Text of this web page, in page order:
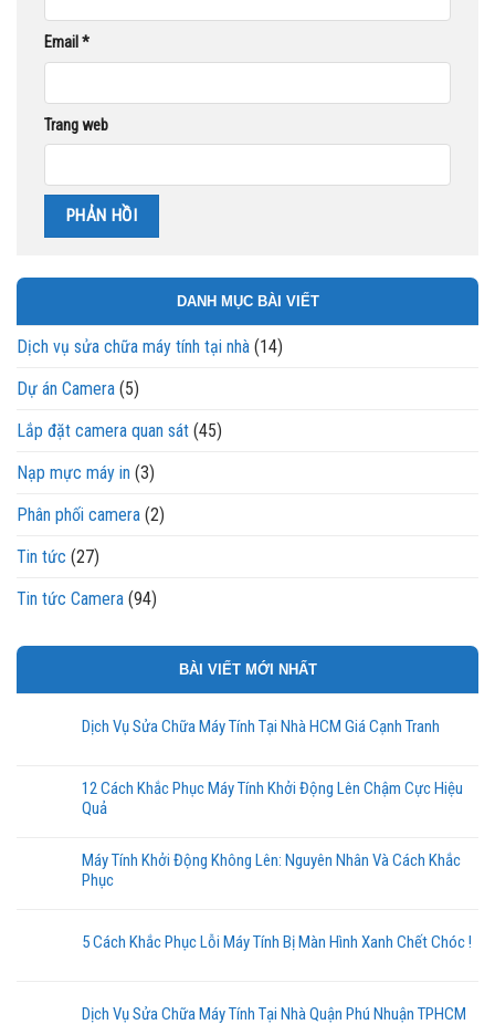
Email *
Trang web
DANH MỤC BÀI VIẾT
Dịch vụ sửa chữa máy tính tại nhà (14)
Dự án Camera (5)
Lắp đặt camera quan sát (45)
Nạp mực máy in (3)
Phân phối camera (2)
Tin tức (27)
Tin tức Camera (94)
BÀI VIẾT MỚI NHẤT
Dịch Vụ Sửa Chữa Máy Tính Tại Nhà HCM Giá Cạnh Tranh
12 Cách Khắc Phục Máy Tính Khởi Động Lên Chậm Cực Hiệu
Quả
Máy Tính Khởi Động Không Lên: Nguyên Nhân Và Cách Khắc
Phục
5 Cách Khắc Phục Lỗi Máy Tính Bị Màn Hình Xanh Chết Chóc !
Dịch Vụ Sửa Chữa Máy Tính Tại Nhà Quận Phú Nhuận TPHCM